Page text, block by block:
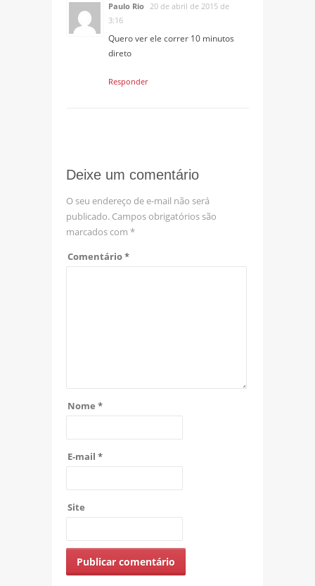
Paulo Rio 20 de abril de 2015 de
3:16
Quero ver ele correr 10 minutos
direto
Responder
Deixe um comentário
O seu endereço de e-mail não será
publicado. Campos obrigatórios são
marcados com *
Comentário*
Nome *
E-mail *
Site